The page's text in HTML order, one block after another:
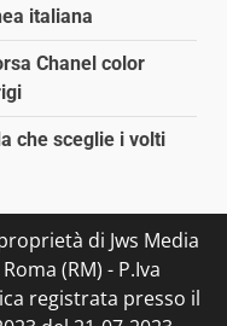
italiana
Chanel color
che sceglie i volti
di Jws Media
(RM) - P.Iva
registrata presso il